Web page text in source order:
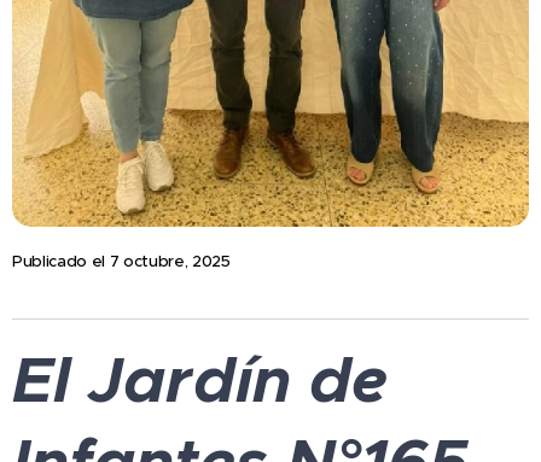
Publicado el 7 octubre, 2025
El Jardín de